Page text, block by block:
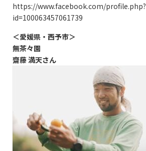
https://www.facebook.com/profile.php?
id=100063457061739
＜愛媛県・西予市＞
無茶々園
齋藤 満天さん